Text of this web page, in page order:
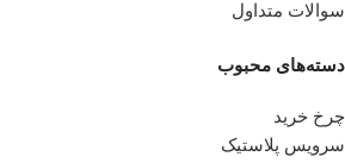
سوالات متداول
دسته‌های محبوب
چرخ خرید
سرویس پلاستیک